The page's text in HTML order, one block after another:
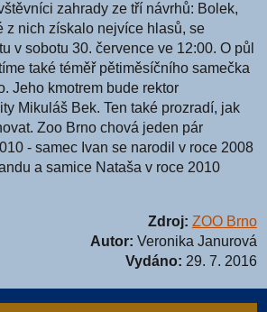
zahrady ze tří návrhů: Bolek,
z nich získalo nejvíce hlasů, se
v sobotu 30. července ve 12:00. O půl
také téměř pětiměsíčního samečka
Jeho kmotrem bude rektor
Mikuláš Bek. Ten také prozradí, jak
Zoo Brno chová jeden pár
- samec Ivan se narodil v roce 2008
a samice Nataša v roce 2010
Zdroj: ZOO Brno
Autor: Veronika Janurová
Vydáno: 29. 7. 2016